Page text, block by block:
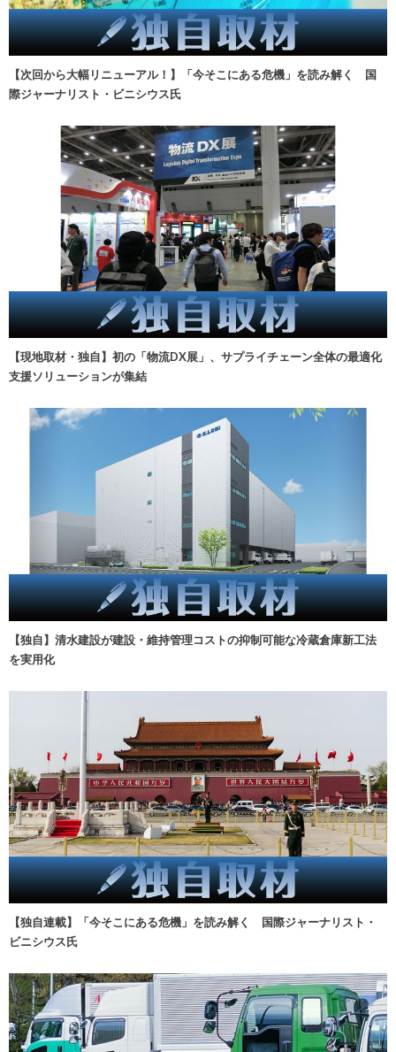
【次回から大幅リニューアル！】「今そこにある危機」を読み解く 国
際ジャーナリスト・ビニシウス氏
【現地取材・独自】初の「物流DX展」、サプライチェーン全体の最適化
支援ソリューションが集結
【独自】清水建設が建設・維持管理コストの抑制可能な冷蔵倉庫新工法
を実用化
【独自連載】「今そこにある危機」を読み解く 国際ジャーナリスト・
ビニシウス氏